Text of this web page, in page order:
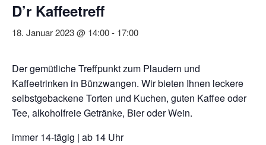
D’r Kaffeetreff
18. Januar 2023 @ 14:00- 17:00
Der gemütliche Treffpunkt zum Plaudern und
Kaffeetrinken in Bünzwangen. Wir bieten Ihnen leckere
selbstgebackene Torten und Kuchen, guten Kaffee oder
Tee, alkoholfreie Getränke, Bier oder Wein.
immer 14-tägig | ab 14 Uhr